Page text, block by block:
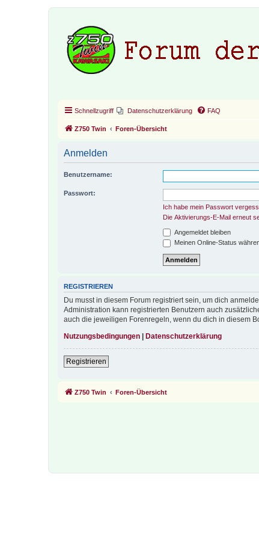
Schnellzugriff Datenschutzerklärung FAQ
Z750 Twin Foren-Übersicht
Anmelden
Benutzername:
Passwort:
Ich habe mein Passwort
Die Aktivierungs-E-Mail erneut
Angemeldet bleiben
Meinen Online-Status
REGISTRIEREN
Du musst in diesem Forum registriert sein, um dich
Administration kann registrierten Benutzern auch
auch die jeweiligen Forenregeln, wenn du dich in diesem
Nutzungsbedingungen
Datenschutzerklärung
Registrieren
Z750 Twin Foren-Übersicht